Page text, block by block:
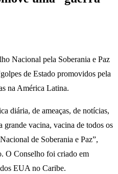
Nacional pela Soberania e Paz
de Estado promovidos pela
na América Latina.
diária, de ameaças, de notícias,
grande vacina, vacina de todos os
de Soberania e Paz”,
O Conselho foi criado em
EUA no Caribe.